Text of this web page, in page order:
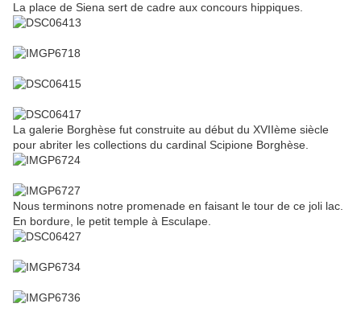
La place de Siena sert de cadre aux concours hippiques.
La galerie Borghèse fut construite au début du XVIIème siècle
pour abriter les collections du cardinal Scipione Borghèse.
Nous terminons notre promenade en faisant le tour de ce joli lac.
En bordure, le petit temple à Esculape.